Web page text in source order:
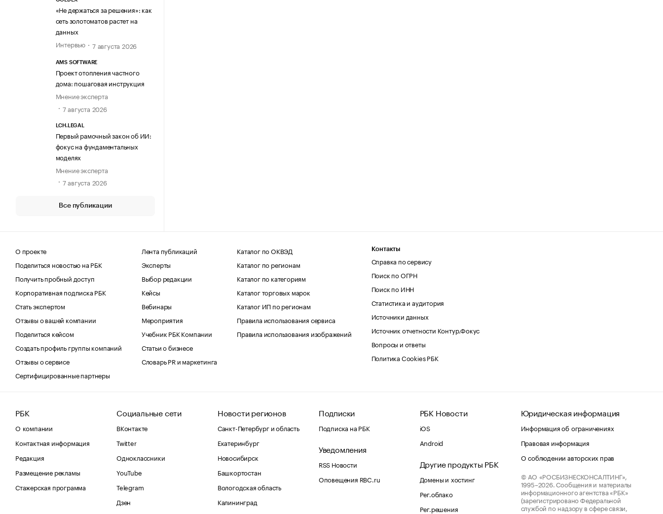
«Не держаться за решения»: как
сеть золотоматов растет на
данных
Интервью
7 августа 2026
AMS SOFTWARE
Проект отопления частного
дома: пошаговая инструкция
Мнение эксперта
7 августа 2026
LCH.LEGAL
Первый рамочный закон об ИИ:
фокус на фундаментальных
моделях
Мнение эксперта
7 августа 2026
Все публикации
О проекте
Поделиться новостью на РБК
Получить пробный доступ
Корпоративная подписка РБК
Стать экспертом
Отзывы о вашей компании
Поделиться кейсом
Создать профиль группы компаний
Отзывы о сервисе
Сертифицированные партнеры
Лента публикаций
Эксперты
Выбор редакции
Кейсы
Вебинары
Мероприятия
Учебник РБК Компании
Статьи о бизнесе
Словарь PR и маркетинга
Каталог по ОКВЭД
Каталог по регионам
Каталог по категориям
Каталог торговых марок
Каталог ИП по регионам
Правила использования сервиса
Правила использования изображений
Контакты
Справка по сервису
Поиск по ОГРН
Поиск по ИНН
Статистика и аудитория
Источники данных
Источник отчетности Контур.Фокус
Вопросы и ответы
Политика Cookies РБК
РБК
О компании
Контактная информация
Редакция
Размещение рекламы
Стажерская программа
Социальные сети
ВКонтакте
Twitter
Одноклассники
YouTube
Telegram
Дзен
Новости регионов
Санкт-Петербург и область
Екатеринбург
Новосибирск
Башкортостан
Вологодская область
Калининград
Подписки
Подписка на РБК
Уведомления
RSS Новости
Оповещения RBC.ru
РБК Новости
iOS
Android
Другие продукты РБК
Домены и хостинг
Рег.облако
Рег.решения
Юридическая информация
Информация об ограничениях
Правовая информация
О соблюдении авторских прав
© АО «РОСБИЗНЕСКОНСАЛТИНГ»,
1995–2026. Сообщения и материалы
информационного агентства «РБК»
(зарегистрировано Федеральной
службой по надзору в сфере связи,